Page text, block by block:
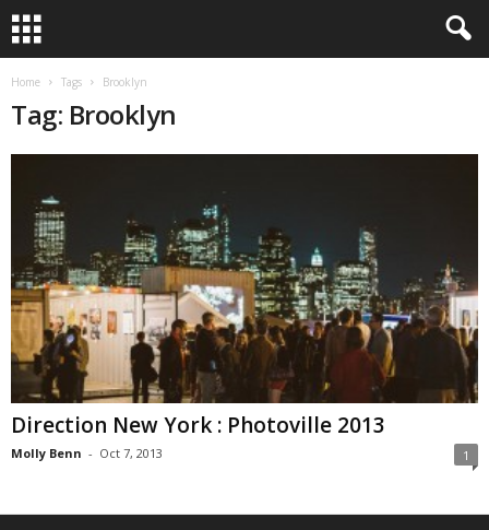
Home Tags Brooklyn
Tag: Brooklyn
Direction New York : Photoville 2013
Molly Benn - Oct 7, 2013 1